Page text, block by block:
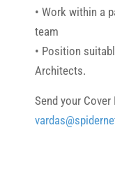
• Work within a
team
• Position
Architects.
Send your